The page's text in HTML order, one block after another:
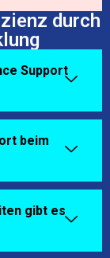
durch
Support
beim
gibt es